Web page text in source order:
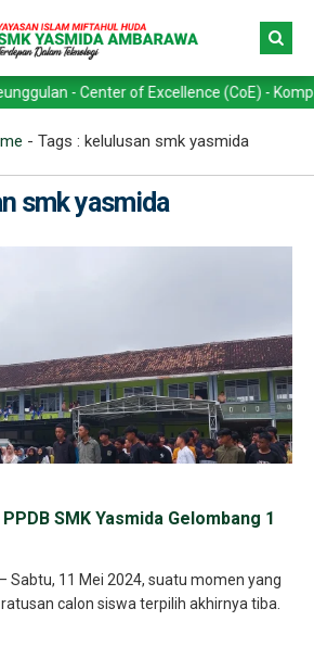
- Center of Excellence (CoE) -
- Tags : kelulusan smk yasmida
smk yasmida
SMK Yasmida Gelombang 1
Sabtu, 11 Mei 2024, suatu momen yang
calon siswa terpilih akhirnya tiba.